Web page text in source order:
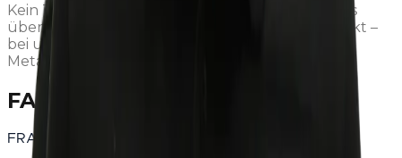
Kein Tag ist wie der andere. Vom Einfamilienhaus
über Gewerbebauten bis zum Sky-Frame-Projekt –
bei uns erlebst du die ganze Bandbreite des
Metallbaus.
FAQ
FRAGEN ZUM BEWERBEN?